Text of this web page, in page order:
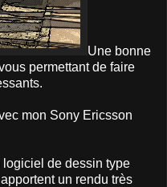
Une bonne
permettant de faire
mon Sony Ericsson
de dessin type
un rendu très